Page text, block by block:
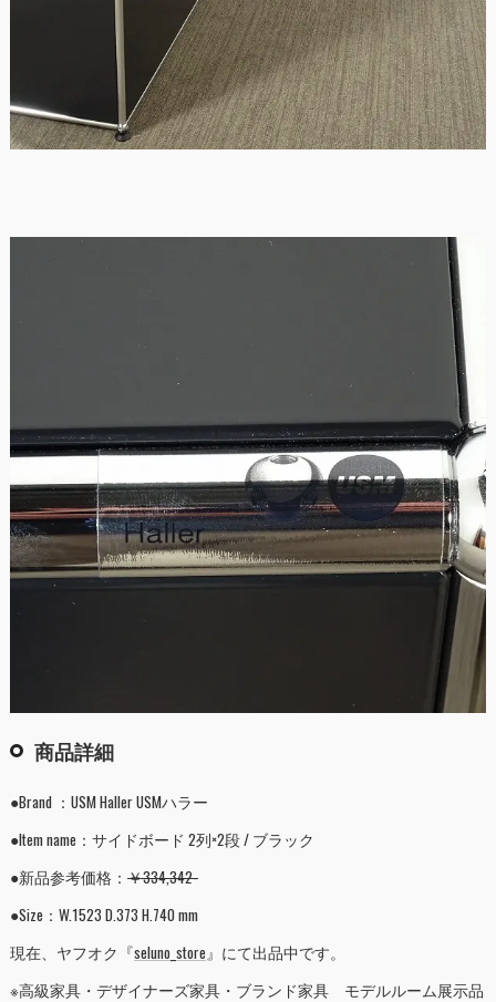
商品詳細
●Brand ：USM Haller USMハラー
●Item name：サイドボード 2列×2段 / ブラック
●新品参考価格： ￥334,342-
●Size：W.1523 D.373 H.740 mm
現在、ヤフオク『seluno_store』にて出品中です。
※高級家具・デザイナーズ家具・ブランド家具 モデルルーム展示品